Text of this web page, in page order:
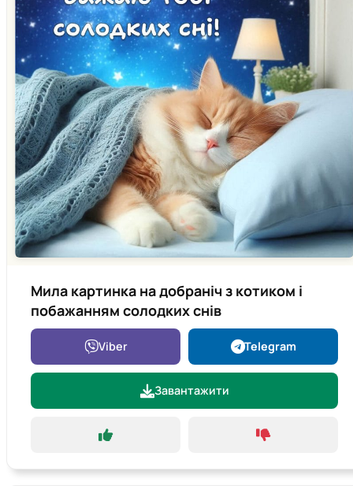
Мила картинка на добраніч з котиком і
побажанням солодких снів
Viber Telegram
Завантажити